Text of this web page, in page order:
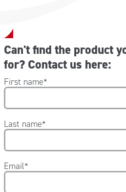
Can't find the product
for? Contact us here:
First name*
Last name*
Email*